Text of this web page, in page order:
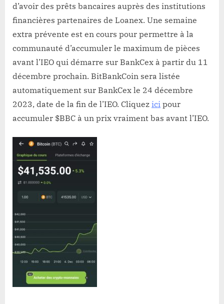
d’avoir des prêts bancaires auprès des institutions
financières partenaires de Loanex. Une semaine
extra prévente est en cours pour permettre à la
communauté d’accumuler le maximum de pièces
avant l’IEO qui démarre sur BankCex à partir du 11
décembre prochain. BitBankCoin sera listée
automatiquement sur BankCex le 24 décembre
2023, date de la fin de l’IEO. Cliquez ici pour
accumuler $BBC à un prix vraiment bas avant l’IEO.